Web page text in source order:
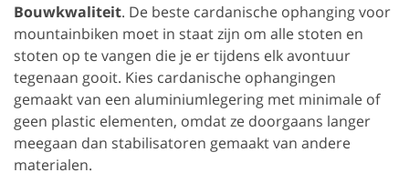
Bouwkwaliteit. De beste cardanische ophanging voor
mountainbiken moet in staat zijn om alle stoten en
stoten op te vangen die je er tijdens elk avontuur
tegenaan gooit. Kies cardanische ophangingen
gemaakt van een aluminiumlegering met minimale of
geen plastic elementen, omdat ze doorgaans langer
meegaan dan stabilisatoren gemaakt van andere
materialen.